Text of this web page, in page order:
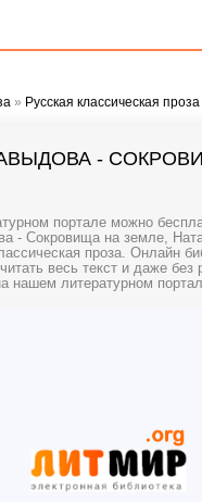
» Русская классическая проза
-
портале можно
- Сокровища на земле,
проза. Онлайн
весь текст и даже
нашем литературном